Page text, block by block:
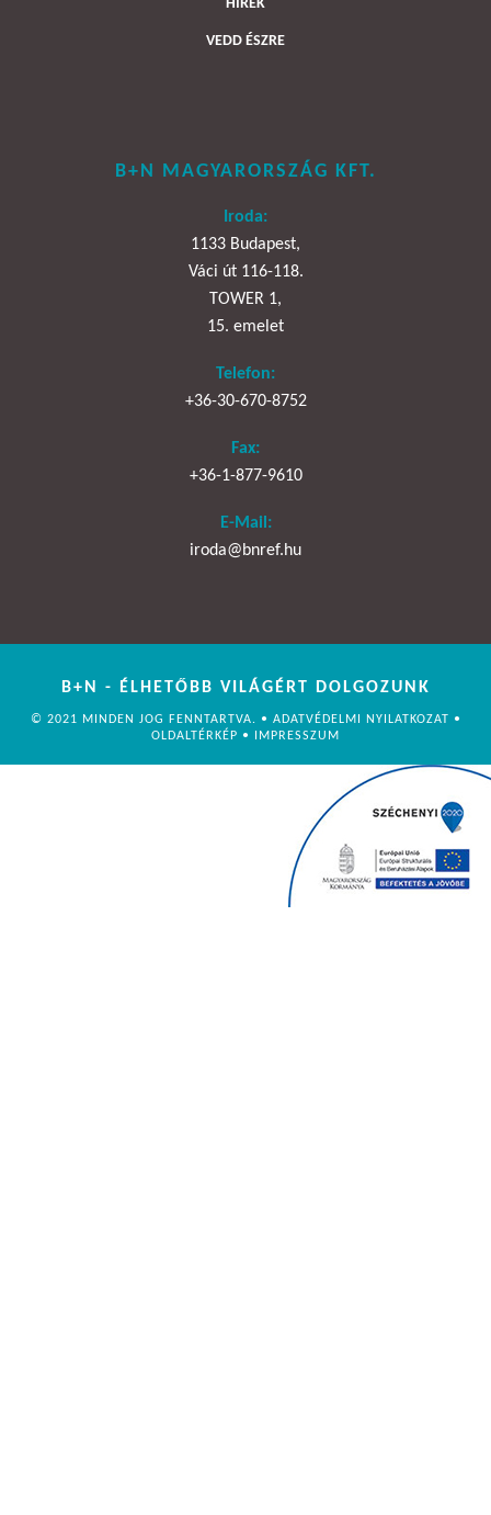
HÍREK
VEDD ÉSZRE
B+N MAGYARORSZÁG KFT.
Iroda:
1133 Budapest,
Váci út 116-118.
TOWER 1,
15. emelet
Telefon:
+36-30-670-8752
Fax:
+36-1-877-9610
E-Mail:
iroda@bnref.hu
B+N - ÉLHETŐBB VILÁGÉRT DOLGOZUNK
© 2021 MINDEN JOG FENNTARTVA. • ADATVÉDELMI NYILATKOZAT
•
OLDALTÉRKÉP • IMPRESSZUM